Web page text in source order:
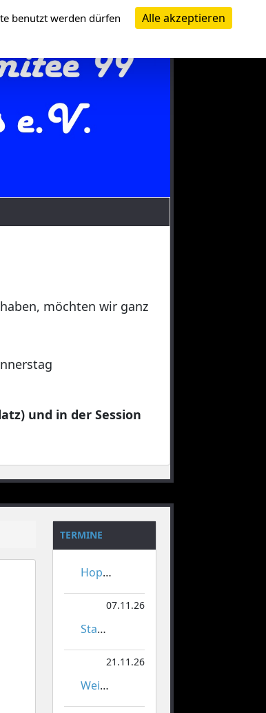
möchten wir ganz
und in der Session
TERMINE
Hoppeditzerwachen
07.11.26
Stadtmeisterschaften im Gardetanz
21.11.26
Weihnachtsmarkt Orsoy
benutzt werden dürfen
Alle akzeptieren